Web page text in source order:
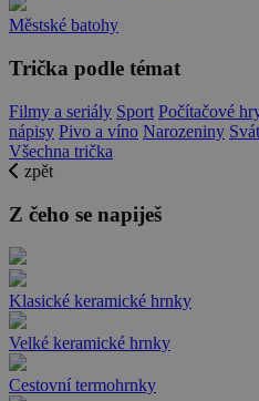
Městské batohy
Trička podle témat
Filmy a seriály Sport Počítačové
nápisy Pivo a víno Narozeniny
Všechna trička
zpět
Z čeho se napiješ
Klasické keramické hrnky
Velké keramické hrnky
Cestovní termohrnky